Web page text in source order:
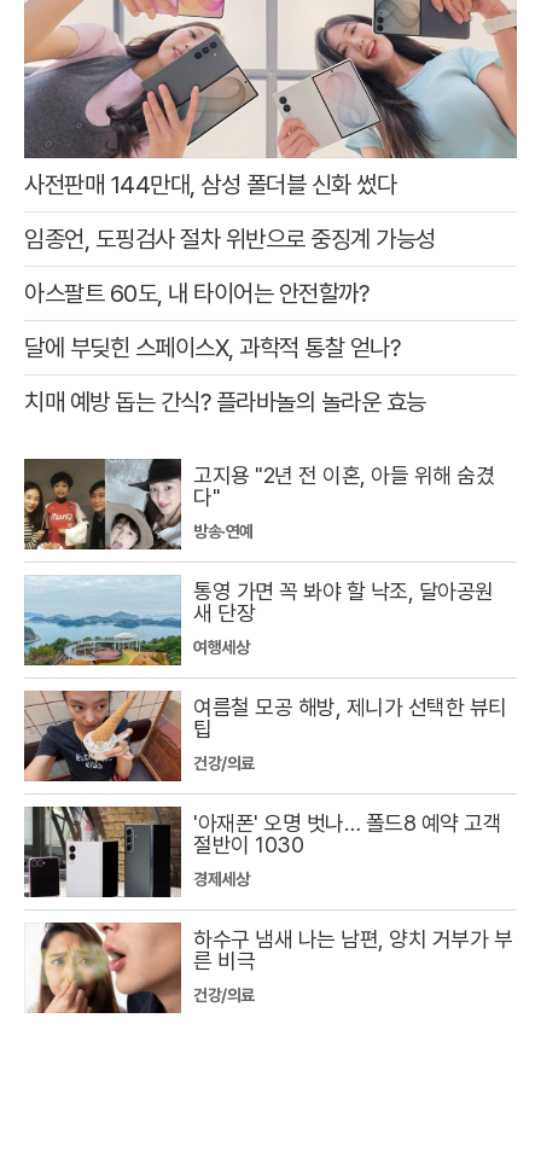
사전판매 144만대, 삼성 폴더블 신화 썼다
임종언, 도핑검사 절차 위반으로 중징계 가능성
아스팔트 60도, 내 타이어는 안전할까?
달에 부딪힌 스페이스X, 과학적 통찰 얻나?
치매 예방 돕는 간식? 플라바놀의 놀라운 효능
고지용 "2년 전 이혼, 아들 위해 숨겼
다"
방송·연예
통영 가면 꼭 봐야 할 낙조, 달아공원
새 단장
여행세상
여름철 모공 해방, 제니가 선택한 뷰티
팁
건강/의료
'아재폰' 오명 벗나… 폴드8 예약 고객
절반이 1030
경제세상
하수구 냄새 나는 남편, 양치 거부가 부
른 비극
건강/의료